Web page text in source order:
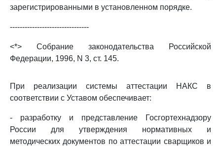
зарегистрированными в установленном порядке.
--------------------------------
<*> Собрание законодательства Российской
Федерации, 1996, N 3, ст. 145.
При реализации системы аттестации НАКС в
соответствии с Уставом обеспечивает:
- разработку и представление Госгортехнадзору
России для утверждения нормативных и
методических документов по аттестации сварщиков и